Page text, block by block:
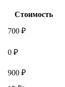
Стоимость
700 ₽
0 ₽
900 ₽